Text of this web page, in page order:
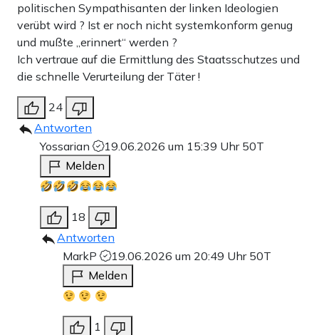
politischen Sympathisanten der linken Ideologien
verübt wird ? Ist er noch nicht systemkonform genug
und mußte „erinnert“ werden ?
Ich vertraue auf die Ermittlung des Staatsschutzes und
die schnelle Verurteilung der Täter !
24
Antworten
Yossarian
19.06.2026 um 15:39 Uhr 50T
Melden
18
Antworten
MarkP
19.06.2026 um 20:49 Uhr 50T
Melden
1